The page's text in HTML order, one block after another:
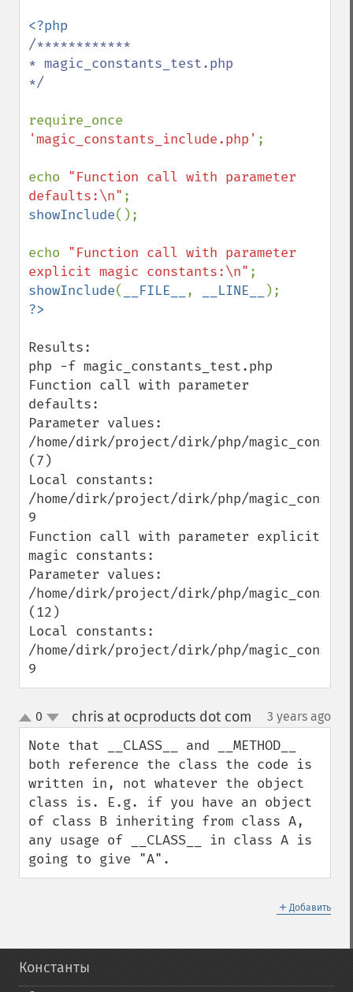
/************
* magic_constants_test.php
*/
'magic_constants_include.php' ;
echo "Function call with parameter
defaults:\n"
showInclude();
echo "Function call with parameter
explicit magic constants:\n"
showInclude( __FILE__ , __LINE__
Results:
php -f magic_constants_test.php
Function call with parameter
defaults:
Parameter values:
/home/dirk/project/dirk/php/
(7)
Local constants:
/home/dirk/project/dirk/php/
9
Function call with parameter explicit
magic constants:
Parameter values:
/home/dirk/project/dirk/php/
(12)
Local constants:
/home/dirk/project/dirk/php/
9
up
down
0 chris at ocproducts dot com 3 years ago
Note that __CLASS__ and __METHOD__
both reference the class the code is
written in, not whatever the object
class is. E.g. if you have an object
of class B inheriting from class A,
any usage of __CLASS__ in class A is
going to give "A".
＋ Добавить
Константы